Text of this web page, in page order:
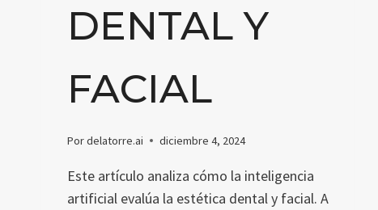
DENTAL Y
FACIAL
Pordelatorre.ai diciembre 4, 2024
Este artículo analiza cómo la inteligencia
artificial evalúa la estética dental y facial. A